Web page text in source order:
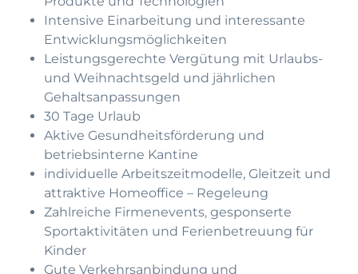
Intensive Einarbeitung und interessante
Entwicklungsmöglichkeiten
Leistungsgerechte Vergütung mit Urlaubs-
und Weihnachtsgeld und jährlichen
Gehaltsanpassungen
30 Tage Urlaub
Aktive Gesundheitsförderung und
betriebsinterne Kantine
individuelle Arbeitszeitmodelle, Gleitzeit und
attraktive Homeoffice – Regeleung
Zahlreiche Firmenevents, gesponserte
Sportaktivitäten und Ferienbetreuung für
Kinder
Gute Verkehrsanbindung und